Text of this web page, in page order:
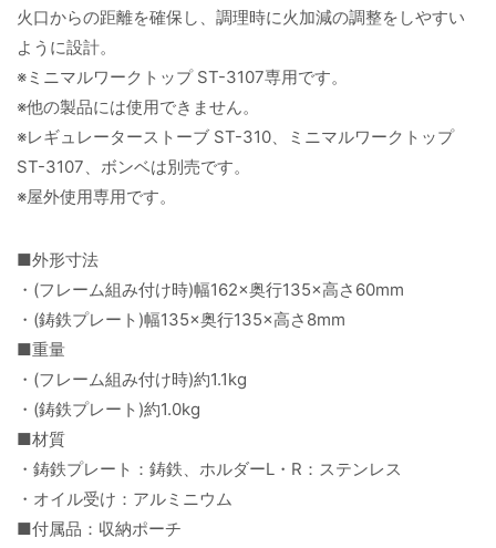
火口からの距離を確保し、調理時に火加減の調整をしやすい
ように設計。
※ミニマルワークトップ ST-3107専用です。
※他の製品には使用できません。
※レギュレーターストーブ ST-310、ミニマルワークトップ
ST-3107、ボンベは別売です。
※屋外使用専用です。
■外形寸法
・(フレーム組み付け時)幅162×奥行135×高さ60mm
・(鋳鉄プレート)幅135×奥行135×高さ8mm
■重量
・(フレーム組み付け時)約1.1kg
・(鋳鉄プレート)約1.0kg
■材質
・鋳鉄プレート：鋳鉄、ホルダーL・R：ステンレス
・オイル受け：アルミニウム
■付属品：収納ポーチ